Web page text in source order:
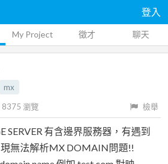
登入
My Project 徵才 聊天
mx
8375 瀏覽 檢舉
SERVER 有含邊界服務器，有遇到
無法解析MX DOMAIN問題!!